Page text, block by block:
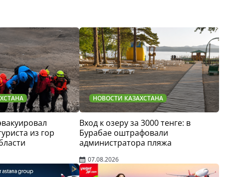
из гор
НОВОСТИ КАЗАХСТАНА
Вход к озеру за 3000 тенге: в
Бурабае оштрафовали
администратора пляжа
07.08.2026